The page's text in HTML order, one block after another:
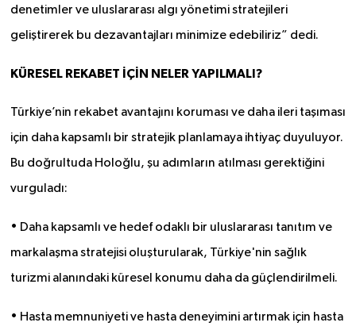
denetimler ve uluslararası algı yönetimi stratejileri
geliştirerek bu dezavantajları minimize edebiliriz” dedi.
KÜRESEL REKABET İÇİN NELER YAPILMALI?
Türkiye’nin rekabet avantajını koruması ve daha ileri taşıması
için daha kapsamlı bir stratejik planlamaya ihtiyaç duyuluyor.
Bu doğrultuda Holoğlu, şu adımların atılması gerektiğini
vurguladı:
• Daha kapsamlı ve hedef odaklı bir uluslararası tanıtım ve
markalaşma stratejisi oluşturularak, Türkiye'nin sağlık
turizmi alanındaki küresel konumu daha da güçlendirilmeli.
• Hasta memnuniyeti ve hasta deneyimini artırmak için hasta